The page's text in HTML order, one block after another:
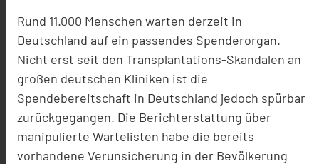
Rund 11.000 Menschen warten derzeit in
Deutschland auf ein passendes Spenderorgan.
Nicht erst seit den Transplantations-Skandalen an
großen deutschen Kliniken ist die
Spendebereitschaft in Deutschland jedoch spürbar
zurückgegangen. Die Berichterstattung über
manipulierte Wartelisten habe die bereits
vorhandene Verunsicherung in der Bevölkerung